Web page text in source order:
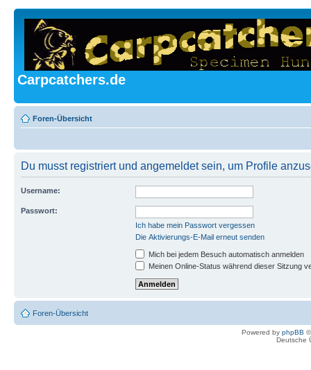
Carpcatchers.de
Foren-Übersicht
Du musst registriert und angemeldet sein, um Profile
Username:
Passwort:
Ich habe mein Passwort vergessen
Die Aktivierungs-E-Mail erneut senden
Mich bei jedem Besuch automatisch anmelden
Meinen Online-Status während dieser Sitzung
Foren-Übersicht
Powered by phpBB
Deutsche